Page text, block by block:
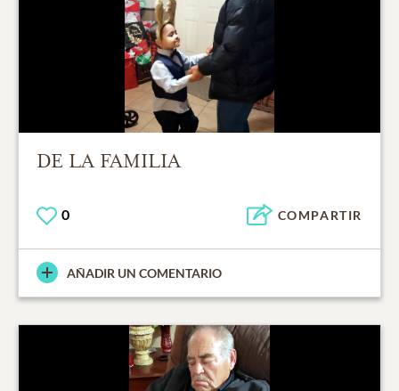
DE LA FAMILIA
0 COMPARTIR
AÑADIR UN COMENTARIO